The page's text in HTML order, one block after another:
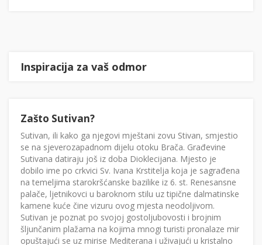
Inspiracija za vaš odmor
Zašto Sutivan?
Sutivan, ili kako ga njegovi mještani zovu Stivan, smjestio
se na sjeverozapadnom dijelu otoku Brača. Građevine
Sutivana datiraju još iz doba Dioklecijana. Mjesto je
dobilo ime po crkvici Sv. Ivana Krstitelja koja je sagrađena
na temeljima starokršćanske bazilike iz 6. st. Renesansne
palače, ljetnikovci u baroknom stilu uz tipične dalmatinske
kamene kuće čine vizuru ovog mjesta neodoljivom.
Sutivan je poznat po svojoj gostoljubovosti i brojnim
šljunčanim plažama na kojima mnogi turisti pronalaze mir
opuštajući se uz mirise Mediterana i uživajući u kristalno